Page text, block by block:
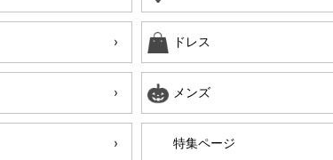
ドレス
メンズ
特集ページ